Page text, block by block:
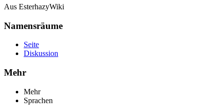
Aus EsterhazyWiki
Namensräume
Seite
Diskussion
Mehr
Mehr
Sprachen